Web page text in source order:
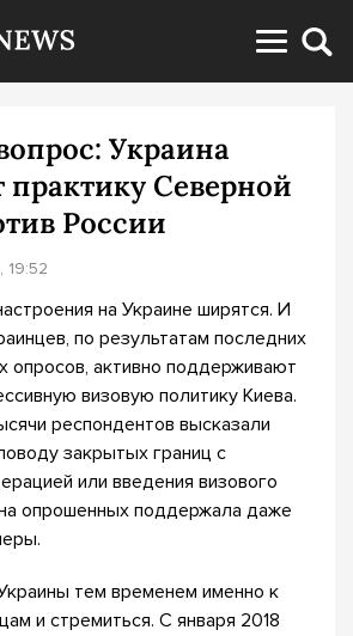
Украина
Северной
России
на Украине ширятся. И
по результатам последних
опросов, активно поддерживают
визовую политику Киева.
респондентов высказали
закрытых границ с
или введения визового
опрошенных поддержала даже
тем временем именно к
и стремиться. С января 2018